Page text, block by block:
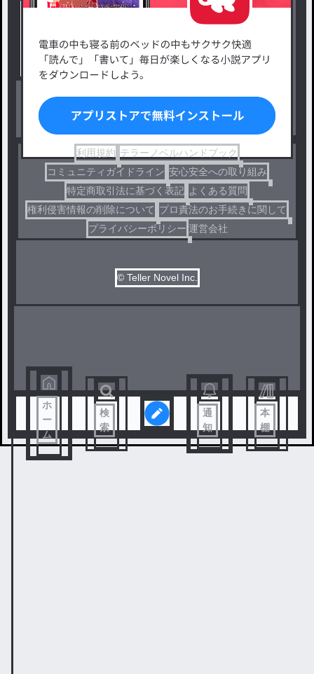
新着小説一覧
小説コンテスト応募・公募
出版・メディアミックス作品
恋愛・ロマンス
ファンタジー・異世界・SF
ホラー・ミステリー
コメディ
利用規約 テラーノベルハンドブック
コミュニティガイドライン 安心安全への取り組み
特定商取引法に基づく表記 よくある質問
権利侵害情報の削除について プロ責法のお手続きに関して
プライバシーポリシー 運営会社
© Teller Novel Inc.
ホ
ー
ム
検
索
通
知
本
棚